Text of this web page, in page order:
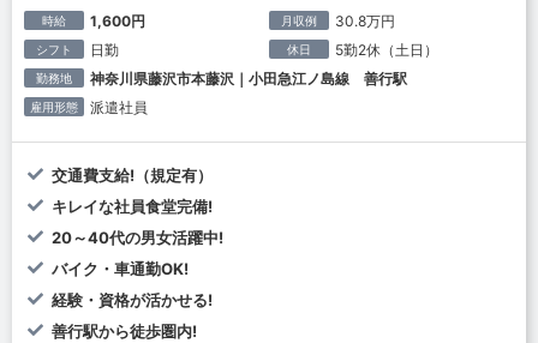
時給 1,600円 月収例 30.8万円
シフト 日勤 休日 5勤2休（土日）
勤務地 神奈川県藤沢市本藤沢｜小田急江ノ島線 善行駅
雇用形態 派遣社員
交通費支給!（規定有）
キレイな社員食堂完備!
20～40代の男女活躍中!
バイク・車通勤OK!
経験・資格が活かせる!
善行駅から徒歩圏内!